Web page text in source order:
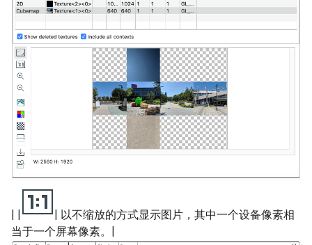
| 以不缩放的方式显示图片，其中一个设备像素相
当于一个屏幕像素。|